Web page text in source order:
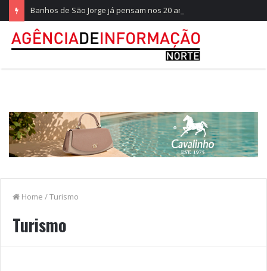
Home /Turismo
Turismo